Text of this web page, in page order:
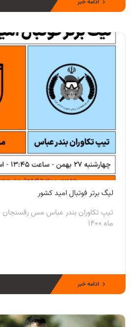
لیگ برتر فوتبال امید کشور
ماه 1400
ادامه خبر